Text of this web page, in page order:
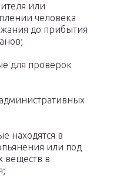
или
человека
до прибытия
для проверок
находятся в
или под
веществ в